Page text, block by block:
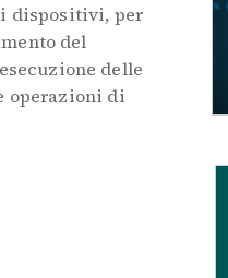
dispositivi, per
del
delle
operazioni di